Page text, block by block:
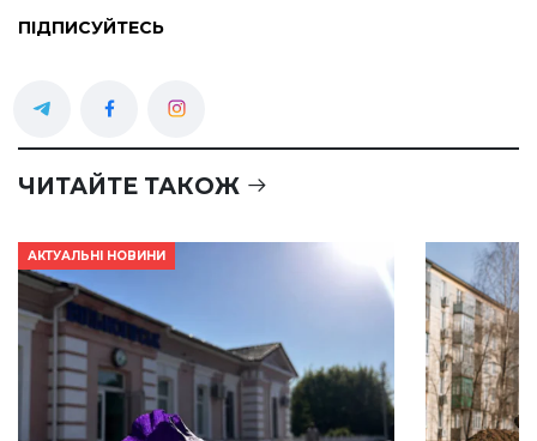
ПІДПИСУЙТЕСЬ
ЧИТАЙТЕ ТАКОЖ
АКТУАЛЬНІ НОВИНИ